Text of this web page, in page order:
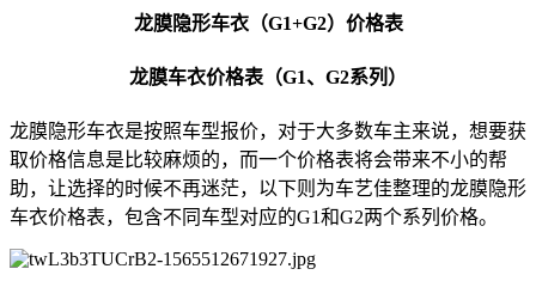
龙膜隐形车衣（G1+G2）价格表
龙膜车衣价格表（G1、G2系列）
龙膜隐形车衣是按照车型报价，对于大多数车主来说，想要获
取价格信息是比较麻烦的，而一个价格表将会带来不小的帮
助，让选择的时候不再迷茫，以下则为车艺佳整理的龙膜隐形
车衣价格表，包含不同车型对应的G1和G2两个系列价格。